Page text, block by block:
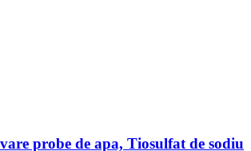
probe de apa, Tiosulfat de sodiu